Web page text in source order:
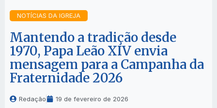
NOTÍCIAS DA IGREJA
Mantendo a tradição desde
1970, Papa Leão XIV envia
mensagem para a Campanha da
Fraternidade 2026
Redação 19 de fevereiro de 2026